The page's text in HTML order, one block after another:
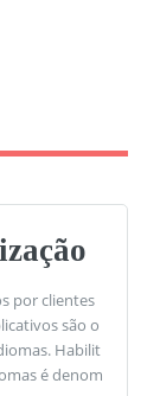
​​por clientes
são o
Habilit
é denom